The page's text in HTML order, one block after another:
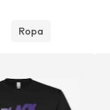
Ropa